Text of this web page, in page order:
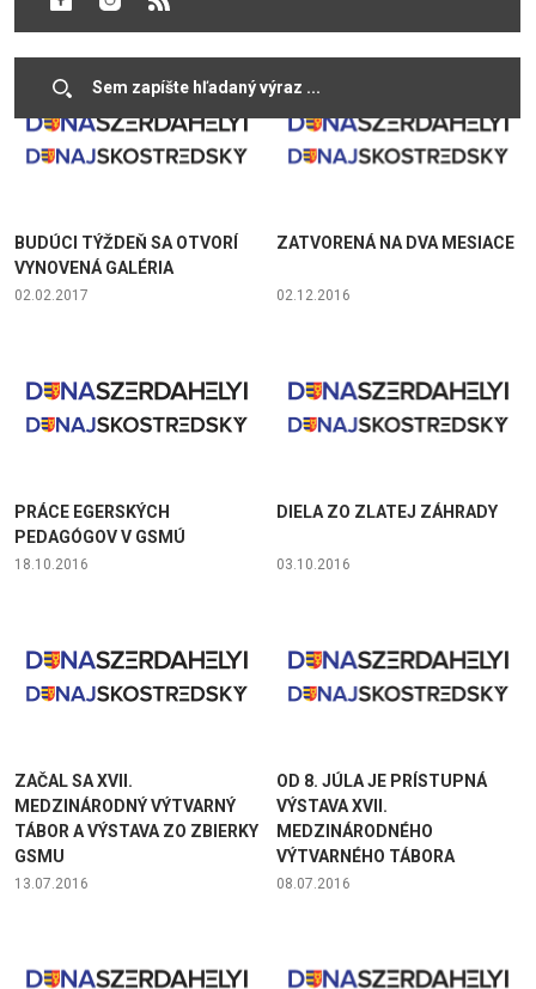
BUDÚCI TÝŽDEŇ SA OTVORÍ
VYNOVENÁ GALÉRIA
02.02.2017
ZATVORENÁ NA DVA MESIACE
02.12.2016
PRÁCE EGERSKÝCH
PEDAGÓGOV V GSMÚ
18.10.2016
DIELA ZO ZLATEJ ZÁHRADY
03.10.2016
ZAČAL SA XVII.
MEDZINÁRODNÝ VÝTVARNÝ
TÁBOR A VÝSTAVA ZO ZBIERKY
GSMU
13.07.2016
OD 8. JÚLA JE PRÍSTUPNÁ
VÝSTAVA XVII.
MEDZINÁRODNÉHO
VÝTVARNÉHO TÁBORA
08.07.2016